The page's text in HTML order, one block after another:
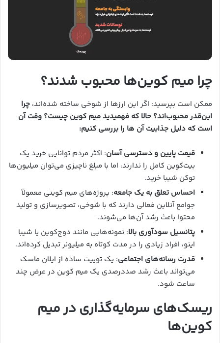
چرا میم کوین‌ها محبوب شدند؟
ممکن است بپرسید: اگر این ارزها از شوخی ساخته شده‌اند، چرا
این‌قدر محبوب‌اند؟ حالا که فهمیدید میم کوین چیست؟ وقت آن
است که دلیل جذابیت آن ها را بررسی کنیم:
قیمت پایین و دسترسی آسان: اکثر مردم توانایی خرید یک
بیت‌کوین کامل را ندارند، اما با مبلغ ناچیزی می‌توان میلیون‌ها
توکن شیبا خرید.
احساس تعلق به یک جامعه: پروژه‌های میم کوینی معمولاً
جوامع آنلاین فعالی دارند که با شوخی، تصویرسازی و تولید
محتوا باعث رشد آن‌ها می‌شوند.
پتانسیل سودآوری بالا: نمونه‌هایی مانند دوج‌کوین یا شیبا
اینو، افراد زیادی را در مدت کوتاه به میلیونر تبدیل کرده‌اند.
قدرت رسانه‌های اجتماعی: یک توییت ساده از ایلان ماسک
می‌تواند باعث رشد صددرصدی یک میم کوین در عرض چند
ساعت شود.
ریسک‌های سرمایه‌گذاری در میم
کوین‌ها